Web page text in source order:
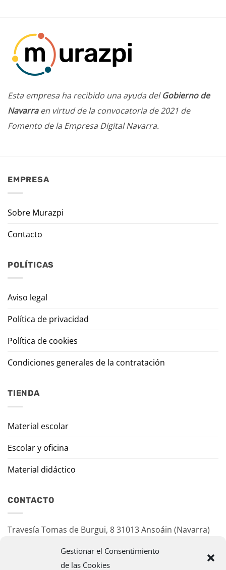
Gestionar el Consentimiento
de las Cookies
Esta empresa ha recibido una ayuda delGobierno de
Navarraen virtud de la convocatoria de 2021 de
Fomento de la Empresa Digital Navarra.
EMPRESA
Sobre Murazpi
Contacto
POLÍTICAS
Aviso legal
Política de privacidad
Política de cookies
Condiciones generales de la contratación
TIENDA
Material escolar
Escolar y oficina
Material didáctico
CONTACTO
Travesía Tomas de Burgui, 8 31013 Ansoáin (Navarra)
murazpi@murazpi.com